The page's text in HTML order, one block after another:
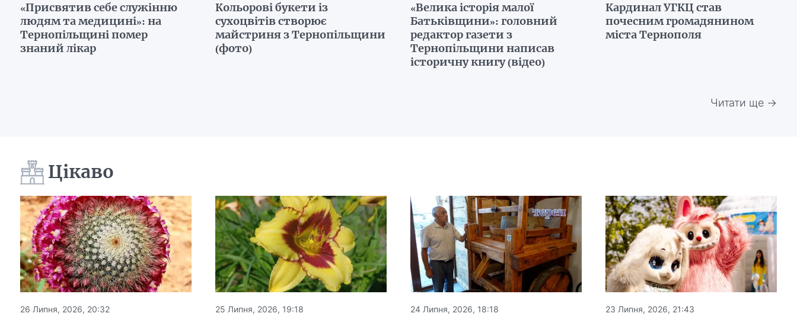
«Присвятив себе служінню
людям та медицині»: на
Тернопільщині помер
знаний лікар
Кольорові букети із
сухоцвітів створює
майстриня з Тернопільщини
(фото)
«Велика історія малої
Батьківщини»: головний
редактор газети з
Тернопільщини написав
історичну книгу (відео)
Кардинал УГКЦ став
почесним громадянином
міста Тернополя
Читати ще →
Цікаво
26 Липня, 2026, 20:32 25 Липня, 2026, 19:18 24 Липня, 2026, 18:18 23 Липня, 2026, 21:43